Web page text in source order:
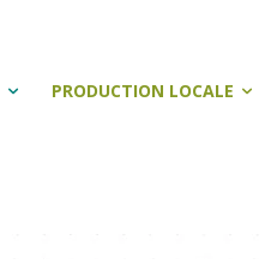
PRODUCTION LOCALE